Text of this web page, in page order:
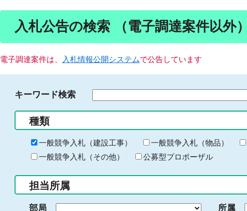
入札公告の検索 （電子調達案件以外）
電子調達案件は、 入札情報公開システムで公告しています
キーワード検索
る
キ
ー
ー
種類
一般競争入札（建設工事） 一般競争入札（物品）
一般競争入札（その他）
公募型プロポーザル
担当所属
部局 所属